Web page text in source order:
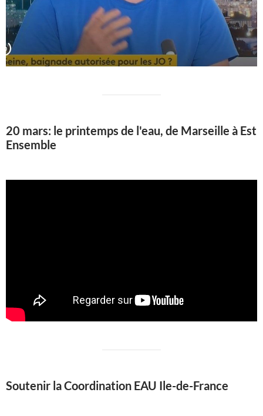
20 mars: le printemps de l'eau, de Marseille à Est
Ensemble
Soutenir la Coordination EAU Ile-de-France